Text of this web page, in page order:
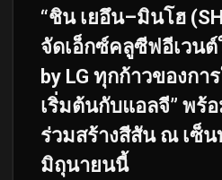
“ชิน เยอึน–มินโฮ
จัดเอ็กซ์คลูซีฟอีเวนต์
by LG ทุกก้าวของก
เริ่มต้นกับแอลจี” พร้
ร่วมสร้างสีสัน ณ เซ็น
มิถุนายนนี้